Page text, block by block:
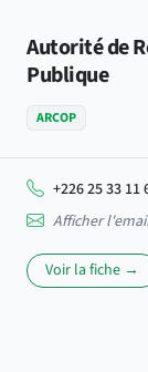
Autorité de
Publique
ARCOP
+226 25 33 11
Afficher
Voir la fiche →